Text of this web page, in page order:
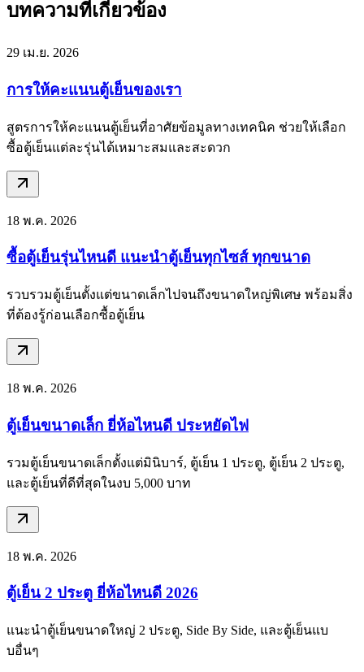
บทความที่เกี่ยวข้อง
29 เม.ย. 2026
การให้คะแนนตู้เย็นของเรา
สูตรการให้คะแนนตู้เย็นที่อาศัยข้อมูลทางเทคนิค ช่วยให้เลือก
ซื้อตู้เย็นแต่ละรุ่นได้เหมาะสมและสะดวก
18 พ.ค. 2026
ซื้อตู้เย็นรุ่นไหนดี แนะนำตู้เย็นทุกไซส์ ทุกขนาด
รวบรวมตู้เย็นตั้งแต่ขนาดเล็กไปจนถึงขนาดใหญ่พิเศษ พร้อมสิ่ง
ที่ต้องรู้ก่อนเลือกซื้อตู้เย็น
18 พ.ค. 2026
ตู้เย็นขนาดเล็ก ยี่ห้อไหนดี ประหยัดไฟ
รวมตู้เย็นขนาดเล็กตั้งแต่มินิบาร์, ตู้เย็น 1 ประตู, ตู้เย็น 2 ประตู,
และตู้เย็นที่ดีที่สุดในงบ 5,000 บาท
18 พ.ค. 2026
ตู้เย็น 2 ประตู ยี่ห้อไหนดี 2026
แนะนำตู้เย็นขนาดใหญ่ 2 ประตู, Side By Side, และตู้เย็นแบ
บอื่นๆ